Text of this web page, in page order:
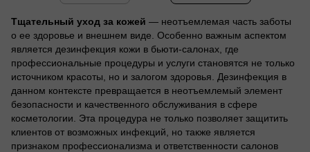
Тщательный уход за кожей — неотъемлемая часть заботы
о ее здоровье и внешнем виде. Особенно важным аспектом
является дезинфекция кожи в бьюти-салонах, где
профессиональные процедуры и услуги становятся не только
источником красоты, но и залогом здоровья. Дезинфекция в
данном контексте превращается в неотъемлемый элемент
безопасности и качественного обслуживания в сфере
косметологии. Эта процедура не только позволяет защитить
клиентов от возможных инфекций, но также является
признаком профессионализма и ответственности салонов